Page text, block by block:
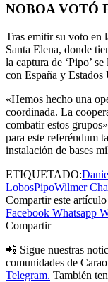
NOBOA VOTÓ
Tras emitir su voto en
Santa Elena, donde
la captura de ‘Pipo’
con España y Estados
«Hemos hecho una
coordinada. La
combatir estos
para este referéndum
instalación de bases
ETIQUETADO:
LobosPipoWilmer
Compartir este artículo
Facebook Whatsapp
Compartir
📲 Sigue nuestras
comunidades de
Telegram. También